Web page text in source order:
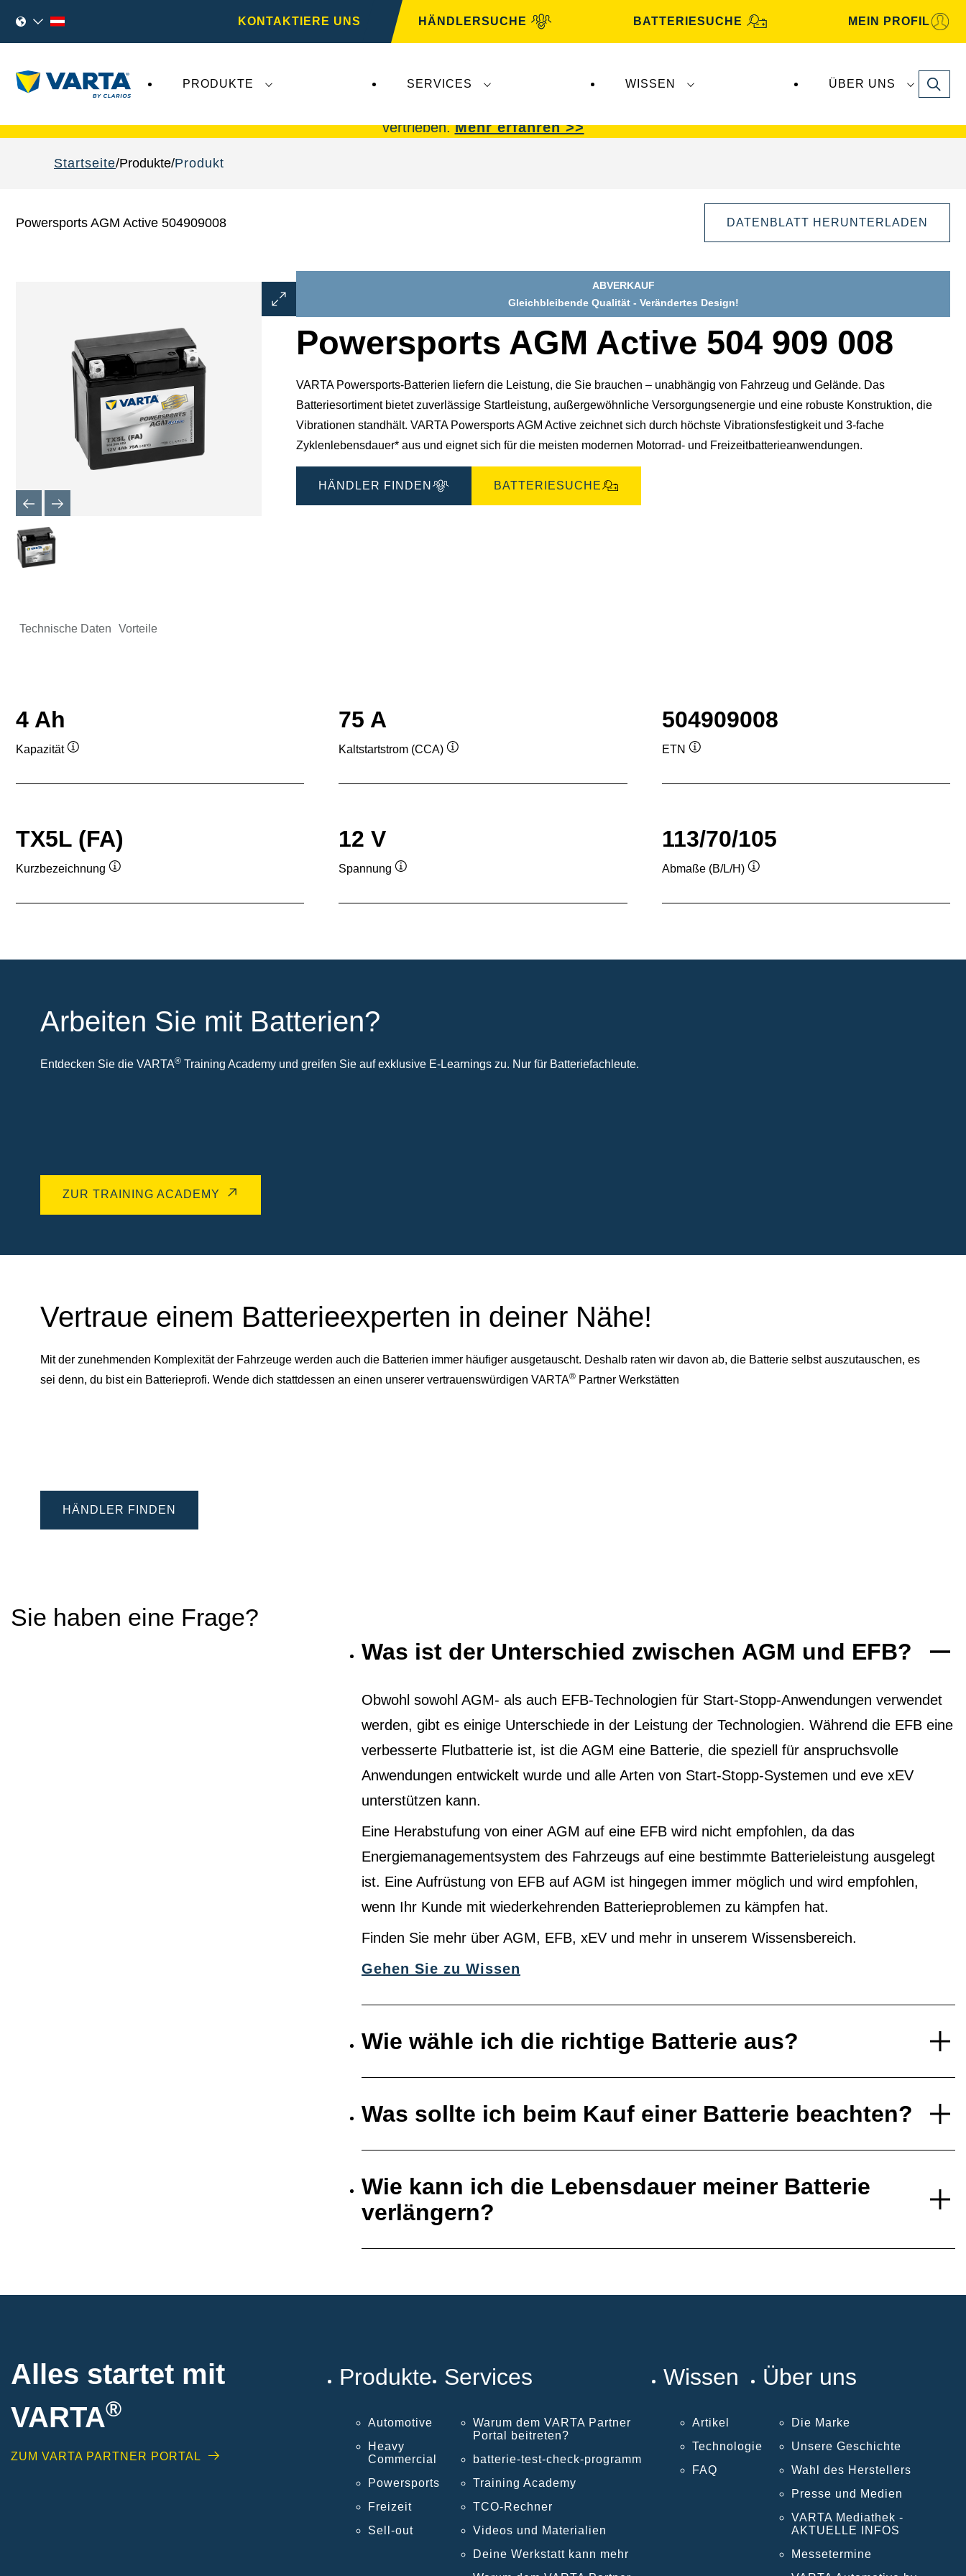
KONTAKTIERE UNS HÄNDLERSUCHE BATTERIESUCHE MEIN PROFIL
PRODUKTE SERVICES WISSEN ÜBER UNS Search
vertrieben.Mehr erfahren >>
Startseite Produkte Produkt
Powersports AGM Active 504909008 DATENBLATT HERUNTERLADEN
Bilddialog
öffnen
ABVERKAUF
Gleichbleibende Qualität - Verändertes Design!
Powersports AGM Active 504 909 008
VARTA Powersports-Batterien liefern die Leistung, die Sie brauchen – unabhängig von Fahrzeug und Gelände. Das
Batteriesortiment bietet zuverlässige Startleistung, außergewöhnliche Versorgungsenergie und eine robuste Konstruktion, die
Vibrationen standhält. VARTA Powersports AGM Active zeichnet sich durch höchste Vibrationsfestigkeit und 3-fache
Zyklenlebensdauer* aus und eignet sich für die meisten modernen Motorrad- und Freizeitbatterieanwendungen.
HÄNDLER FINDEN BATTERIESUCHE
Technische Daten Vorteile
4 Ah
Kapazität
75 A
Kaltstartstrom (CCA)
504909008
ETN
TX5L (FA)
Kurzbezeichnung
12 V
Spannung
113/70/105
Abmaße (B/L/H)
Arbeiten Sie mit Batterien?
Entdecken Sie die VARTA® Training Academy und greifen Sie auf exklusive E-Learnings zu. Nur für Batteriefachleute.
ZUR TRAINING ACADEMY
Vertraue einem Batterieexperten in deiner Nähe!
Mit der zunehmenden Komplexität der Fahrzeuge werden auch die Batterien immer häufiger ausgetauscht. Deshalb raten wir davon ab, die Batterie selbst auszutauschen, es
sei denn, du bist ein Batterieprofi. Wende dich stattdessen an einen unserer vertrauenswürdigen VARTA® Partner Werkstätten
HÄNDLER FINDEN
Sie haben eine Frage?
Was ist der Unterschied zwischen AGM und EFB?
Obwohl sowohl AGM- als auch EFB-Technologien für Start-Stopp-Anwendungen verwendet
werden, gibt es einige Unterschiede in der Leistung der Technologien. Während die EFB eine
verbesserte Flutbatterie ist, ist die AGM eine Batterie, die speziell für anspruchsvolle
Anwendungen entwickelt wurde und alle Arten von Start-Stopp-Systemen und eve xEV
unterstützen kann.
Eine Herabstufung von einer AGM auf eine EFB wird nicht empfohlen, da das
Energiemanagementsystem des Fahrzeugs auf eine bestimmte Batterieleistung ausgelegt
ist. Eine Aufrüstung von EFB auf AGM ist hingegen immer möglich und wird empfohlen,
wenn Ihr Kunde mit wiederkehrenden Batterieproblemen zu kämpfen hat.
Finden Sie mehr über AGM, EFB, xEV und mehr in unserem Wissensbereich.
Gehen Sie zu Wissen
Wie wähle ich die richtige Batterie aus?
Was sollte ich beim Kauf einer Batterie beachten?
Wie kann ich die Lebensdauer meiner Batterie
verlängern?
Alles startet mit
VARTA®
ZUM VARTA PARTNER PORTAL
Produkte
Automotive
Heavy
Commercial
Powersports
Freizeit
Sell-out
Services
Warum dem VARTA Partner
Portal beitreten?
batterie-test-check-programm
Training Academy
TCO-Rechner
Videos und Materialien
Deine Werkstatt kann mehr
Wissen
Artikel
Technologie
FAQ
Über uns
Die Marke
Unsere Geschichte
Wahl des Herstellers
Presse und Medien
VARTA Mediathek -
AKTUELLE INFOS
Messetermine